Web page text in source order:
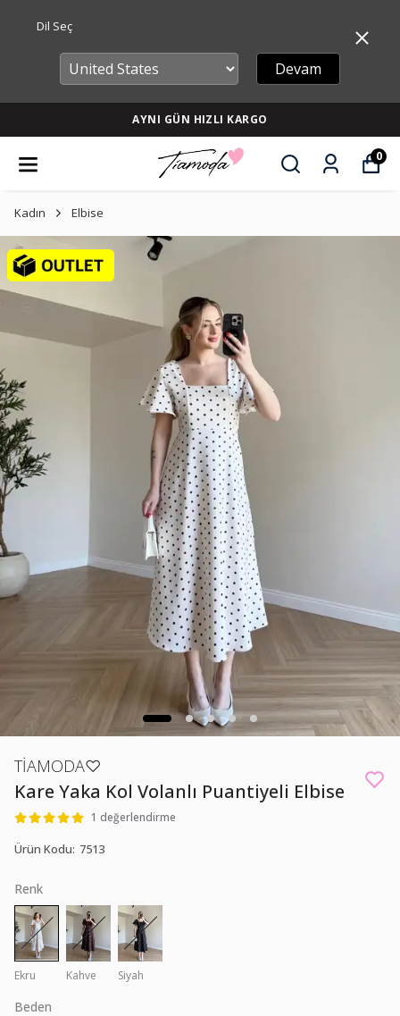
Dil Seç
Devam
AYNI GÜN HIZLI KARGO
0
Kadın Elbise
TİAMODA♡
Kare Yaka Kol Volanlı Puantiyeli Elbise
1 değerlendirme
Ürün Kodu: 7513
Renk
Ekru Kahve Siyah
Beden